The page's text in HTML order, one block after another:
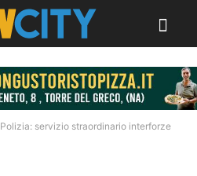
Polizia: servizio straordinario interforze